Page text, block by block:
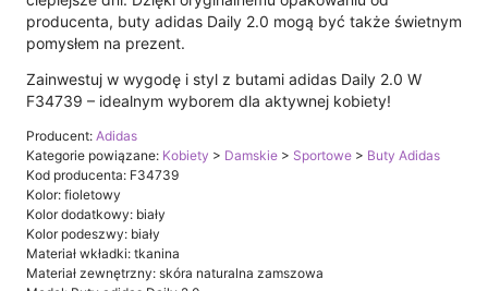
producenta, buty adidas Daily 2.0 mogą być także świetnym
pomysłem na prezent.
Zainwestuj w wygodę i styl z butami adidas Daily 2.0 W
F34739 – idealnym wyborem dla aktywnej kobiety!
Producent: Adidas
Kategorie powiązane: Kobiety > Damskie > Sportowe > Buty Adidas
Kod producenta: F34739
Kolor: fioletowy
Kolor dodatkowy: biały
Kolor podeszwy: biały
Materiał wkładki: tkanina
Materiał zewnętrzny: skóra naturalna zamszowa